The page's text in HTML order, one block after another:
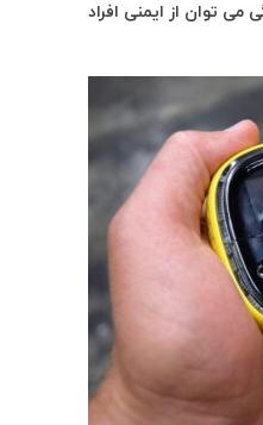
می توان از ایمنی افراد